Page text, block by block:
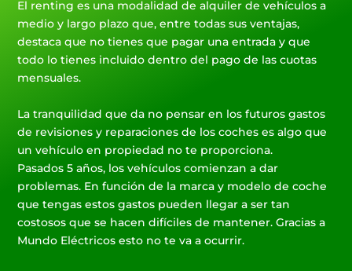
El renting es una modalidad de alquiler de vehículos a
medio y largo plazo que, entre todas sus ventajas,
destaca que no tienes que pagar una entrada y que
todo lo tienes incluido dentro del pago de las cuotas
mensuales.
La tranquilidad que da no pensar en los futuros gastos
de revisiones y reparaciones de los coches es algo que
un vehículo en propiedad no te proporciona.
Pasados 5 años, los vehículos comienzan a dar
problemas. En función de la marca y modelo de coche
que tengas estos gastos pueden llegar a ser tan
costosos que se hacen difíciles de mantener. Gracias a
Mundo Eléctricos esto no te va a ocurrir.